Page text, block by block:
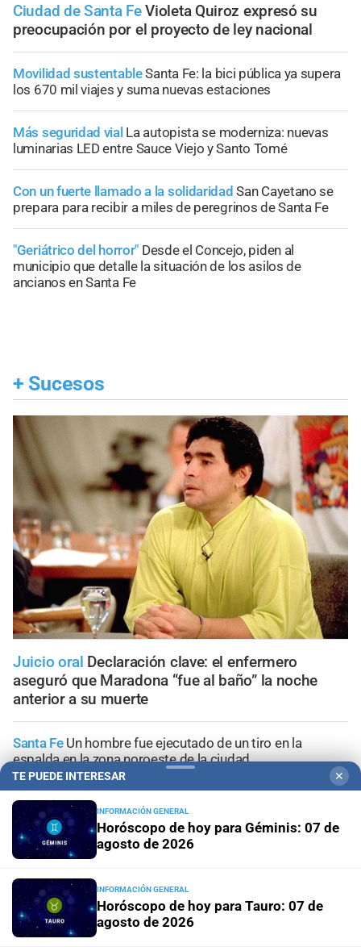
Ciudad de Santa Fe Violeta Quiroz expresó su
preocupación por el proyecto de ley nacional
Movilidad sustentableSanta Fe: la bici pública ya supera
los 670 mil viajes y suma nuevas estaciones
Más seguridad vial La autopista se moderniza: nuevas
luminarias LED entre Sauce Viejo y Santo Tomé
Con un fuerte llamado a la solidaridad San Cayetano se
prepara para recibir a miles de peregrinos de Santa Fe
"Geriátrico del horror" Desde el Concejo, piden al
municipio que detalle la situación de los asilos de
ancianos en Santa Fe
+ Sucesos
Juicio oral Declaración clave: el enfermero
aseguró que Maradona “fue al baño” la noche
anterior a su muerte
Santa Fe Un hombre fue ejecutado de un tiro en la
espalda en la zona noroeste de la ciudad
Santa FeBuscan intensamente a un hombre que
desapareció mientras practicaba kitesurf en Paraje El
Chaquito
Santa FeSecuestraron dos precarias “tumberas” en
distintos operativos
Investigación en curso
TE PUEDE INTERESAR ✕
INFORMACIÓN GENERAL
Horóscopo de hoy para Géminis: 07 de
agosto de 2026
INFORMACIÓN GENERAL
Horóscopo de hoy para Tauro: 07 de
agosto de 2026